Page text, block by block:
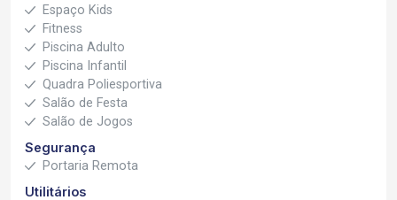
Espaço Kids
Fitness
Piscina Adulto
Piscina Infantil
Quadra Poliesportiva
Salão de Festa
Salão de Jogos
Segurança
Portaria Remota
Utilitários